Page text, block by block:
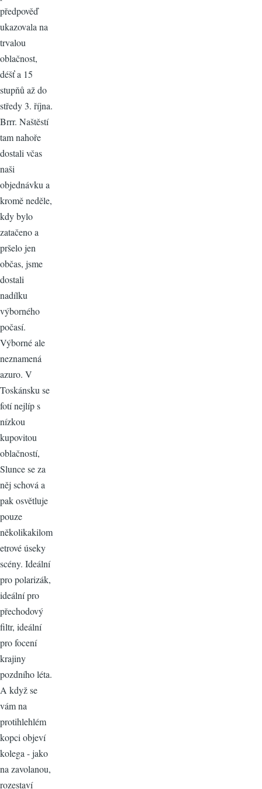
předpověď
ukazovala na
trvalou
oblačnost,
déšť a 15
stupňů až do
středy 3. října.
Brrr. Naštěstí
tam nahoře
dostali včas
naši
objednávku a
kromě neděle,
kdy bylo
zatačeno a
pršelo jen
občas, jsme
dostali
nadílku
výborného
počasí.
Výborné ale
neznamená
azuro. V
Toskánsku se
fotí nejlíp s
nízkou
kupovitou
oblačností,
Slunce se za
něj schová a
pak osvětluje
pouze
několikakilom
etrové úseky
scény. Ideální
pro polarizák,
ideální pro
přechodový
filtr, ideální
pro focení
krajiny
pozdního léta.
A když se
vám na
protihlehlém
kopci objeví
kolega - jako
na zavolanou,
rozestaví